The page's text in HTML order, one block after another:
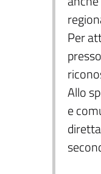
Per
Allo
e